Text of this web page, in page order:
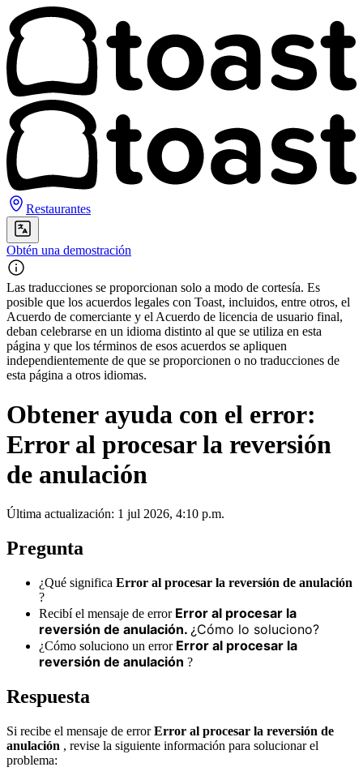
Restaurantes
Obtén una demostración
Las traducciones se proporcionan solo a modo de cortesía. Es
posible que los acuerdos legales con Toast, incluidos, entre otros, el
Acuerdo de comerciante y el Acuerdo de licencia de usuario final,
deban celebrarse en un idioma distinto al que se utiliza en esta
página y que los términos de esos acuerdos se apliquen
independientemente de que se proporcionen o no traducciones de
esta página a otros idiomas.
Obtener ayuda con el error:
Error al procesar la reversión
de anulación
Última actualización: 1 jul 2026, 4:10 p.m.
Pregunta
¿Qué significa Error al procesar la reversión de anulación
?
Recibí el mensaje de error Error al procesar la
reversión de anulación. ¿Cómo lo soluciono?
¿Cómo soluciono un error Error al procesar la
reversión de anulación ?
Respuesta
Si recibe el mensaje de errorError al procesar la reversión de
anulación , revise la siguiente información para solucionar el
problema: